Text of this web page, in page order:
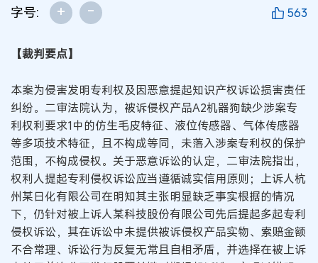
字号: + - 563
【裁判要点】
本案为侵害发明专利权及因恶意提起知识产权诉讼损害责任
纠纷。二审法院认为，被诉侵权产品A2机器狗缺少涉案专
利权利要求1中的仿生毛皮特征、液位传感器、气体传感器
等多项技术特征，且不构成等同，未落入涉案专利权的保护
范围，不构成侵权。关于恶意诉讼的认定，二审法院指出，
权利人提起专利侵权诉讼应当遵循诚实信用原则；上诉人杭
州某日化有限公司在明知其主张明显缺乏事实根据的情况
下，仍针对被上诉人某科技股份有限公司先后提起多起专利
侵权诉讼，其在诉讼中未提供被诉侵权产品实物、索赔金额
不合常理、诉讼行为反复无常且自相矛盾，并选择在被上诉